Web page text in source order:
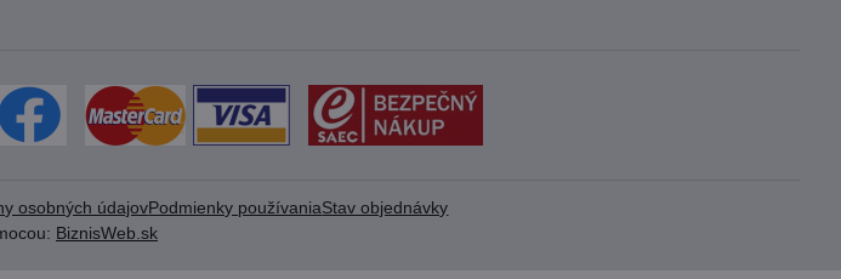
osobných údajovPodmienky používaniaStav objednávky
BiznisWeb.sk